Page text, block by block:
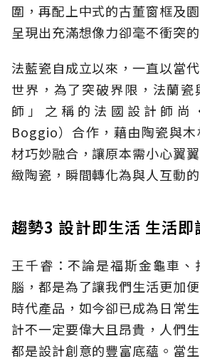
圍，再配上中式的古董窗框及
呈現出充滿想像力卻毫不衝突
法藍瓷自成立以來，一直以當
世界，為了突破界限，法蘭瓷
師」之稱的法國設計師
Boggio）合作，藉由陶瓷與
材巧妙融合，讓原本需小心翼
緻陶瓷，瞬間轉化為與人互動
趨勢3 設計即生活 生活即
王千睿：不論是福斯金龜車
腦，都是為了讓我們生活更加
時代產品，如今卻已成為日常
計不一定要偉大且昂貴，人們
都是設計創意的豐富底蘊。當